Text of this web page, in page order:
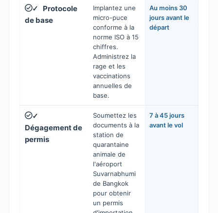
✓
Protocole
de base
Implantez une
micro-puce
conforme à la
norme ISO à 15
chiffres.
Administrez la
rage et les
vaccinations
annuelles de
base.
Au moins 30
jours avant le
départ
✓
Dégagement de
permis
Soumettez les
documents à la
station de
quarantaine
animale de
l'aéroport
Suvarnabhumi
de Bangkok
pour obtenir
un permis
7 à 45 jours
avant le vol